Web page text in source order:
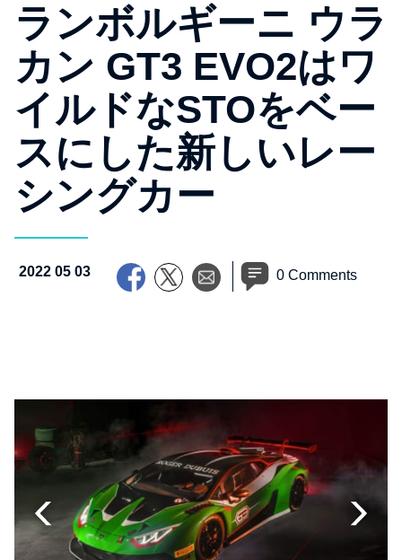
ランボルギーニ ウラ
カン GT3 EVO2はワ
イルドなSTOをベー
スにした新しいレー
シングカー
2022 05 03 0 Comments